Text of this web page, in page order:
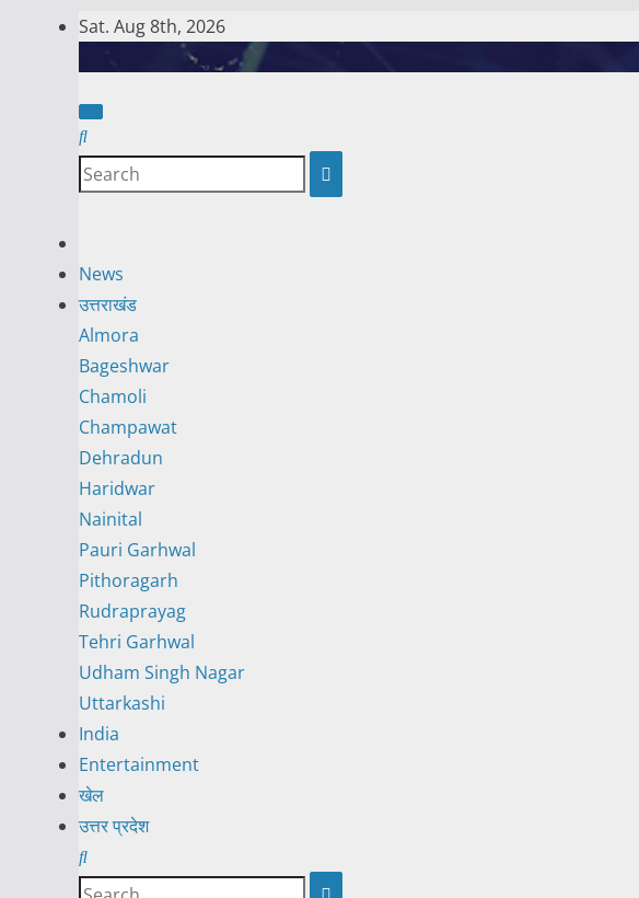
Skip
Sat. Aug 8th, 2026
News
उत्तराखंड
Almora
Bageshwar
Chamoli
Champawat
Dehradun
Haridwar
Nainital
Pauri Garhwal
Pithoragarh
Rudraprayag
Tehri Garhwal
Udham Singh Nagar
Uttarkashi
India
Entertainment
खेल
उत्तर प्रदेश